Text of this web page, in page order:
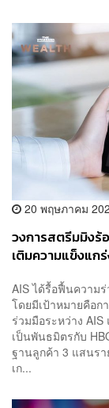
20 พฤษภาคม
วงการสตรีมมิงร้
เติมความแข็งแก
AIS ได้รื้อฟื้นความ
โดยมีเป้าหมายคือก
ร่วมมือระหว่าง AIS
เป็นพันธมิตรกับ
ฐานลูกค้า 3 แสนร
เก...